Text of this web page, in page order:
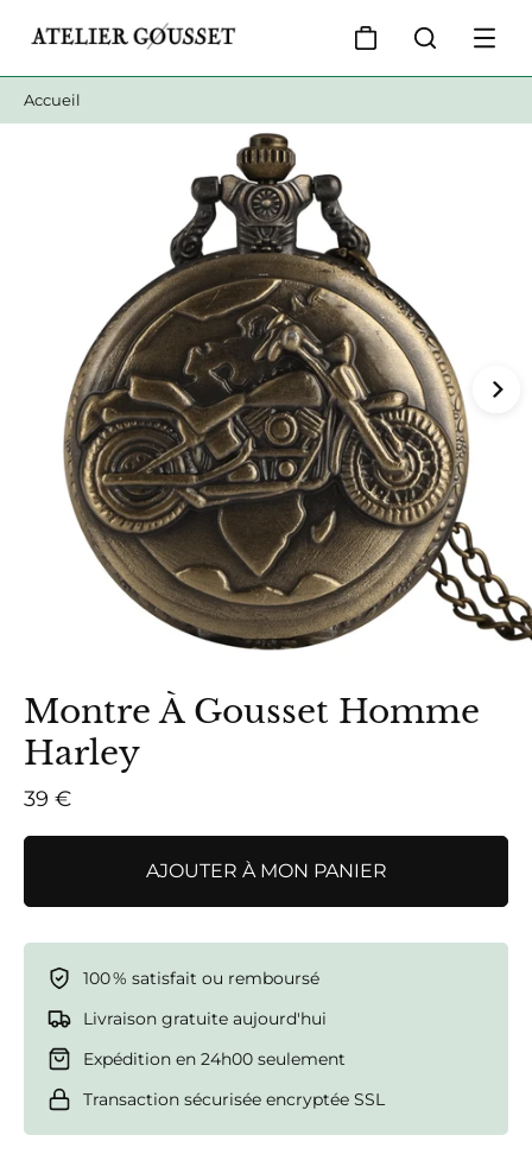
Accueil
Montre À Gousset Homme
Harley
39 €
AJOUTER À MON PANIER
100 % satisfait ou remboursé
Livraison gratuite aujourd'hui
Expédition en 24h00 seulement
Transaction sécurisée encryptée SSL